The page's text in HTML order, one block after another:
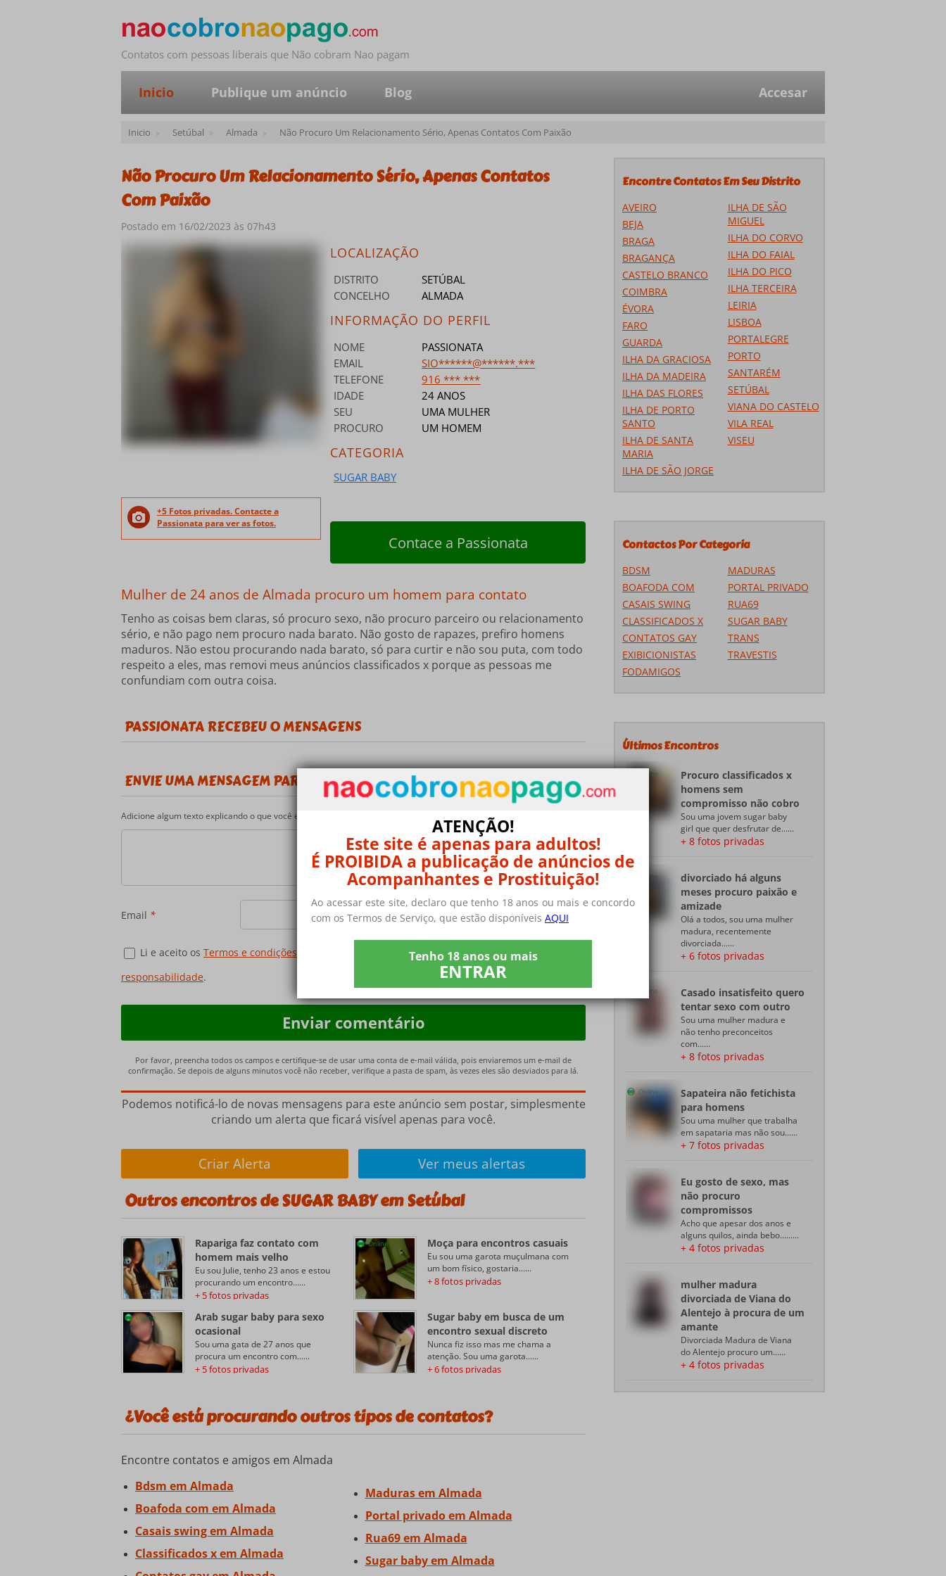
Contatos com pessoas liberais que Não cobram Nao pagam
Inicio Publique um anúncio Blog Accesar
Inicio Setúbal Almada Não Procuro Um Relacionamento Sério, Apenas Contatos Com Paixão
Não Procuro Um Relacionamento Sério, Apenas Contatos
Com Paixão
Postado em 16/02/2023 às 07h43
+5 Fotos privadas. Contacte a
Passionata para ver as fotos.
LOCALIZAÇÃO
DISTRITO
SETÚBAL
CONCELHO
ALMADA
INFORMAÇÃO DO PERFIL
NOME
PASSIONATA
EMAIL
SIO******@******.***
TELEFONE
916 *** ***
IDADE
24 ANOS
SEU
UMA MULHER
PROCURO
UM HOMEM
CATEGORIA
SUGAR BABY
Contace a Passionata
Mulher de 24 anos de Almada procuro um homem para contato
Tenho as coisas bem claras, só procuro sexo, não procuro parceiro ou relacionamento
sério, e não pago nem procuro nada barato. Não gosto de rapazes, prefiro homens
maduros. Não estou procurando nada barato, só para curtir e não sou puta, com todo
respeito a eles, mas removi meus anúncios classificados x porque as pessoas me
confundiam com outra coisa.
PASSIONATA RECEBEU 0 MENSAGENS
ENVIE UMA MENSAGEM PARA PASSIONATA
Adicione algum texto explicando o que você está procurando, sua cidade, etc...
Email *
Li e aceito os Termos e condições de uso Privacidade PolíticaeIsenção de
responsabilidade.
Por favor, preencha todos os campos e certifique-se de usar uma conta de e-mail válida, pois enviaremos um e-mail de
confirmação. Se depois de alguns minutos você não receber, verifique a pasta de spam, às vezes eles são desviados para lá.
Podemos notificá-lo de novas mensagens para este anúncio sem postar, simplesmente
criando um alerta que ficará visível apenas para você.
Criar Alerta Ver meus alertas
Outros encontros de SUGAR BABY em Setúbal
Rapariga faz contato com
homem mais velho
Eu sou Julie, tenho 23 anos e estou
procurando um encontro......
+ 5 fotos privadas
Online Moça para encontros casuais
Eu sou uma garota muçulmana com
um bom físico, gostaria......
+ 8 fotos privadas
Online
Arab sugar baby para sexo
ocasional
Sou uma gata de 27 anos que
procura um encontro com......
+ 5 fotos privadas
Sugar baby em busca de um
encontro sexual discreto
Nunca fiz isso mas me chama a
atenção. Sou uma garota......
+ 6 fotos privadas
¿Você está procurando outros tipos de contatos?
Encontre contatos e amigos em Almada
Bdsm em Almada
Boafoda com em Almada
Casais swing em Almada
Classificados x em Almada
Maduras em Almada
Portal privado em Almada
Rua69 em Almada
Sugar baby em Almada
Encontre Contatos Em Seu Distrito
AVEIRO
BEJA
BRAGA
BRAGANÇA
CASTELO BRANCO
COIMBRA
ÉVORA
FARO
GUARDA
ILHA DA GRACIOSA
ILHA DA MADEIRA
ILHA DAS FLORES
ILHA DE PORTO
SANTO
ILHA DE SANTA
MARIA
ILHA DE SÃO JORGE
ILHA DE SÃO
MIGUEL
ILHA DO CORVO
ILHA DO FAIAL
ILHA DO PICO
ILHA TERCEIRA
LEIRIA
LISBOA
PORTALEGRE
PORTO
SANTARÉM
SETÚBAL
VIANA DO CASTELO
VILA REAL
VISEU
Contactos Por Categoria
BDSM
BOAFODA COM
CASAIS SWING
CLASSIFICADOS X
CONTATOS GAY
EXIBICIONISTAS
FODAMIGOS
MADURAS
PORTAL PRIVADO
RUA69
SUGAR BABY
TRANS
TRAVESTIS
Últimos Encontros
Online
Procuro classificados x
homens sem
compromisso não cobro
Sou uma jovem sugar baby
girl que quer desfrutar de......
+ 8 fotos privadas
Online
divorciado há alguns
meses procuro paixão e
amizade
Olá a todos, sou uma mulher
madura, recentemente
divorciada......
+ 6 fotos privadas
Online
Casado insatisfeito quero
tentar sexo com outro
Sou uma mulher madura e
não tenho preconceitos
com......
+ 8 fotos privadas
Online
Sapateira não fetichista
para homens
Sou uma mulher que trabalha
em sapataria mas não sou......
+ 7 fotos privadas
Eu gosto de sexo, mas
não procuro
compromissos
Acho que apesar dos anos e
alguns quilos, ainda bebo.........
+ 4 fotos privadas
mulher madura
divorciada de Viana do
Alentejo à procura de um
amante
Divorciada Madura de Viana
do Alentejo procuro um......
+ 4 fotos privadas
ATENÇÃO!
Este site é apenas para adultos!
É PROIBIDA a publicação de anúncios de
Acompanhantes e Prostituição!
Ao acessar este site, declaro que tenho 18 anos ou mais e concordo
com os Termos de Serviço, que estão disponíveis AQUI
Tenho 18 anos ou mais
ENTRAR